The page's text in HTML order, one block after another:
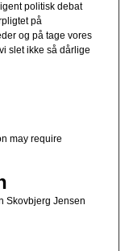
politisk debat
på
og på tage vores
slet ikke så dårlige
may require
Skovbjerg Jensen